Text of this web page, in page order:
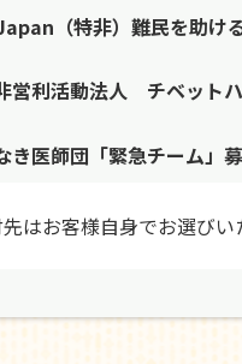
（特非）難民を助け
営利活動法人 チベット
き医師団「緊急チーム」
はお客様自身でお選びい